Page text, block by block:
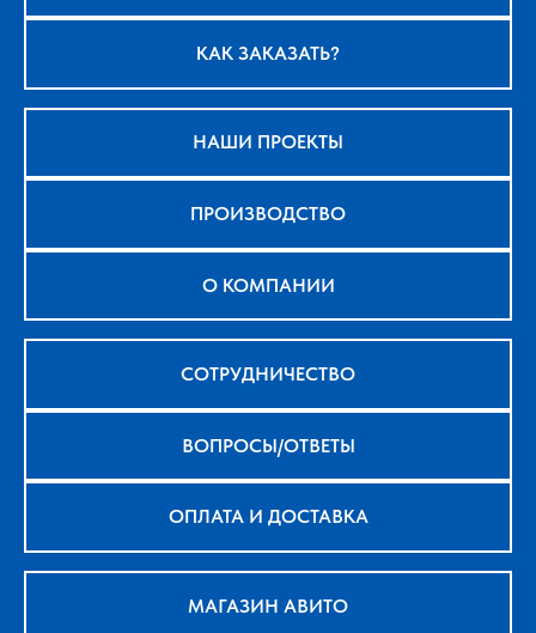
КАК ЗАКАЗАТЬ?
НАШИ ПРОЕКТЫ
ПРОИЗВОДСТВО
О КОМПАНИИ
СОТРУДНИЧЕСТВО
ВОПРОСЫ/ОТВЕТЫ
ОПЛАТА И ДОСТАВКА
МАГАЗИН АВИТО